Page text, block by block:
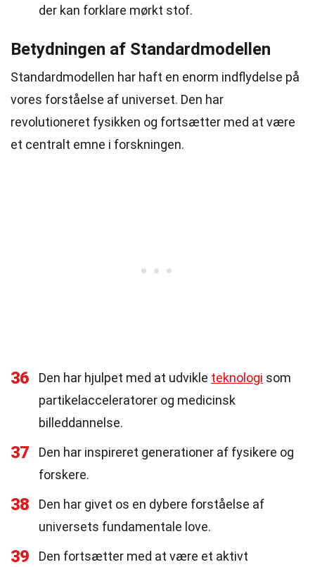
der kan forklare mørkt stof.
Betydningen af Standardmodellen
Standardmodellen har haft en enorm indflydelse på
vores forståelse af universet. Den har
revolutioneret fysikken og fortsætter med at være
et centralt emne i forskningen.
36 Den har hjulpet med at udvikle teknologi som
partikelacceleratorer og medicinsk
billeddannelse.
37
Den har inspireret generationer af fysikere og
forskere.
38
Den har givet os en dybere forståelse af
universets fundamentale love.
39
Den fortsætter med at være et aktivt